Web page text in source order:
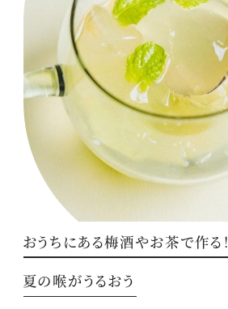
おうちにある梅酒やお茶で作る！
夏の喉がうるおう